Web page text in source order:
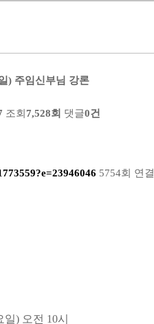
) 주임신부님 강론
조회 7,528회 댓글0건
5754회 연결
) 오전 10시